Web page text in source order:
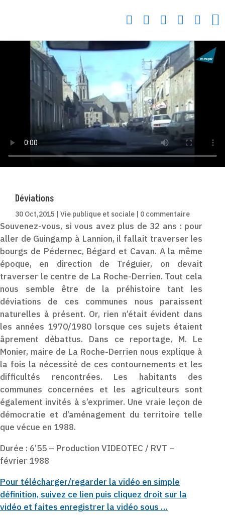
     
Déviations
30 Oct,2015 | Vie publique et sociale | 0 commentaire
Souvenez-vous, si vous avez plus de 32 ans : pour
aller de Guingamp à Lannion, il fallait traverser les
bourgs de Pédernec, Bégard et Cavan. A la même
époque, en direction de Tréguier, on devait
traverser le centre de La Roche-Derrien. Tout cela
nous semble être de la préhistoire tant les
déviations de ces communes nous paraissent
naturelles à présent. Or, rien n’était évident dans
les années 1970/1980 lorsque ces sujets étaient
âprement débattus. Dans ce reportage, M. Le
Monier, maire de La Roche-Derrien nous explique à
la fois la nécessité de ces contournements et les
difficultés rencontrées. Les habitants des
communes concernées et les agriculteurs sont
également invités à s’exprimer. Une vraie leçon de
démocratie et d’aménagement du territoire telle
que vécue en 1988.
Durée : 6’55 – Production VIDEOTEC / RVT –
février 1988
Pour télécharger/regarder la vidéo en simple
définition, suivez ce lien puis cliquez droit sur la
vidéo et faites enregistrer la vidéo sous …